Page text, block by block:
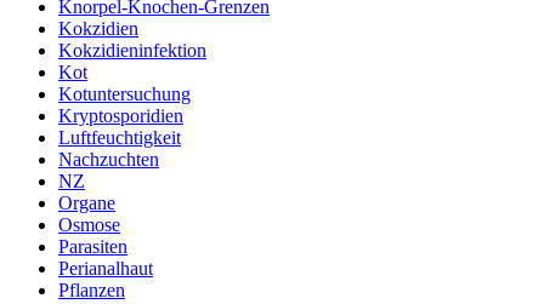
Knorpel-Knochen-Grenzen
Kokzidien
Kokzidieninfektion
Kot
Kotuntersuchung
Kryptosporidien
Luftfeuchtigkeit
Nachzuchten
NZ
Organe
Osmose
Parasiten
Perianalhaut
Pflanzen